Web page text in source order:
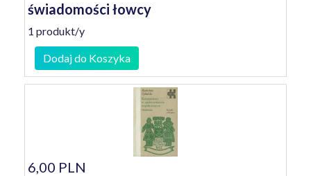
świadomości łowcy
1 produkt/y
Dodaj do Koszyka
6,00 PLN